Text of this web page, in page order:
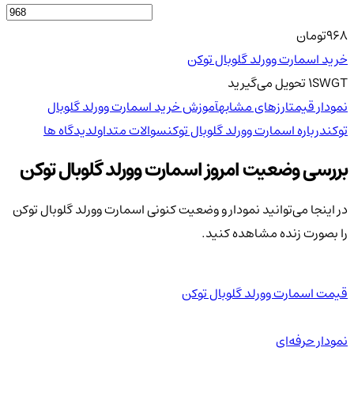
968تومان
خرید اسمارت وورلد گلوبال توکن
1SWGTتحویلمی‌گیرید
نمودار قیمتارزهای مشابهآموزش خرید اسمارت وورلد گلوبال
توکندرباره اسمارت وورلد گلوبال توکنسوالات متداولدیدگاه ها
بررسی وضعیت امروز اسمارت وورلد گلوبال توکن
در اینجا می‌توانید نمودار و وضعیت کنونی اسمارت وورلد گلوبال توکن
را بصورت زنده مشاهده کنید.
قیمت اسمارت وورلد گلوبال توکن
نمودار حرفه‌ای